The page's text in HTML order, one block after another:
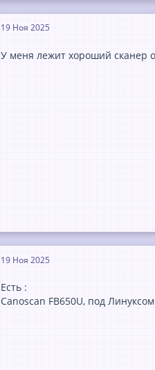
19 Ноя 2025
У меня лежит хороший сканер
19 Ноя 2025
Есть :
Canoscan FB650U, под